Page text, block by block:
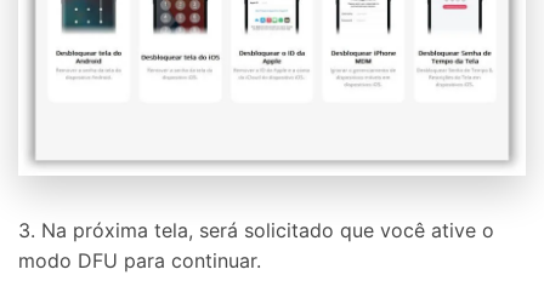
3. Na próxima tela, será solicitado que você ative o
modo DFU para continuar.